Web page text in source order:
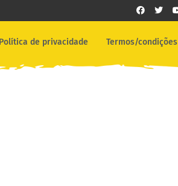
de privacidade Termos/condições